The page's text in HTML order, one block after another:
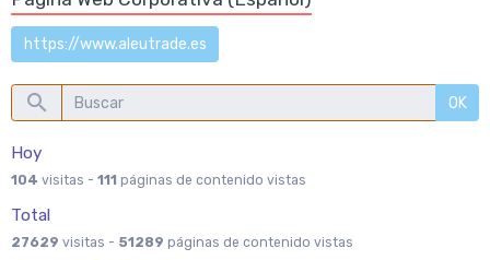
https://www.aleutrade.es
OK
Hoy
104 visitas - 111 páginas de contenido vistas
Total
27629 visitas - 51289 páginas de contenido vistas